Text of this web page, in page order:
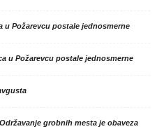
u Požarevcu postale jednosmerne
u Požarevcu postale jednosmerne
grobnih mesta je obaveza